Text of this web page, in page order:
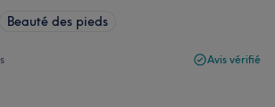
Beauté des pieds
Avis vérifié